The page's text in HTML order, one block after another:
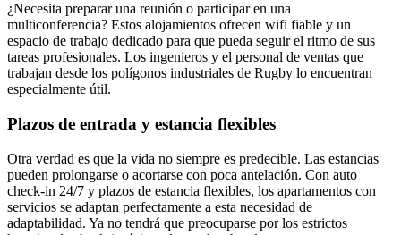
¿Necesita preparar una reunión o participar en una
multiconferencia? Estos alojamientos ofrecen wifi fiable y un
espacio de trabajo dedicado para que pueda seguir el ritmo de sus
tareas profesionales. Los ingenieros y el personal de ventas que
trabajan desde los polígonos industriales de Rugby lo encuentran
especialmente útil.
Plazos de entrada y estancia flexibles
Otra verdad es que la vida no siempre es predecible. Las estancias
pueden prolongarse o acortarse con poca antelación. Con auto
check-in 24/7 y plazos de estancia flexibles, los apartamentos con
servicios se adaptan perfectamente a esta necesidad de
adaptabilidad. Ya no tendrá que preocuparse por los estrictos